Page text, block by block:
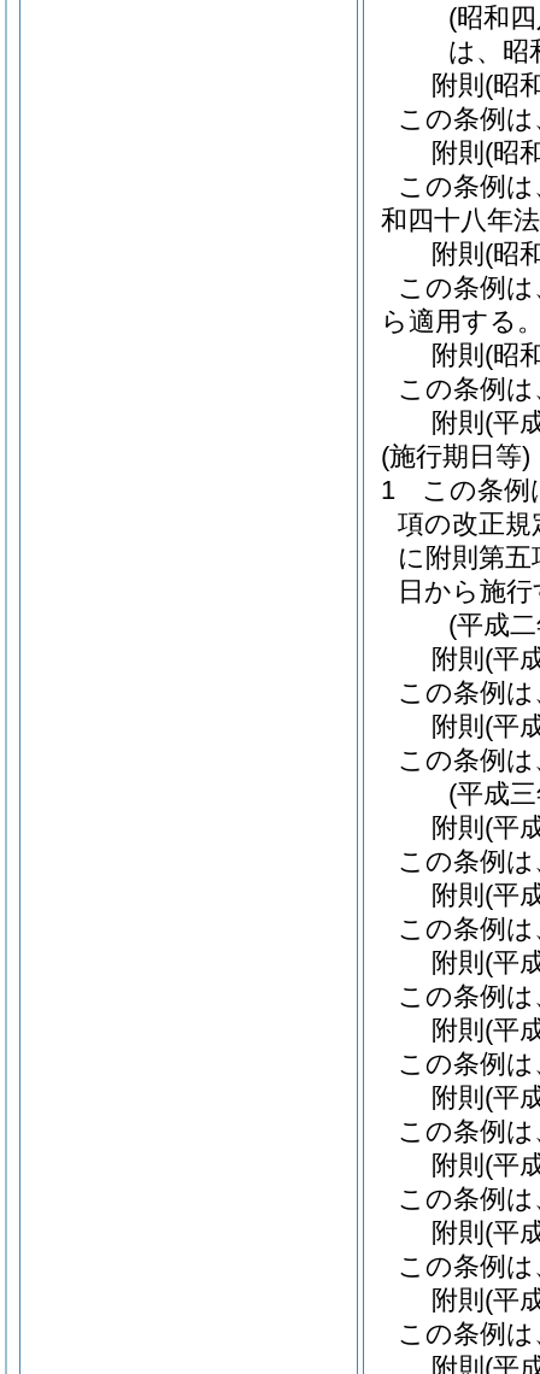
(昭和
は、昭
附則 (昭
この条例
附則 (昭
この条例
和四十八年
附則 (昭
この条例
ら適用する
附則 (昭
この条例
附則 (平
(施行期日等)
1
この条例
項の改正
に附則第
日から施
(平成
附則 (平
この条例
附則 (平
この条例
(平成
附則 (平
この条例
附則 (平
この条例
附則 (平
この条例
附則 (平
この条例
附則 (平
この条例
附則 (平
この条例
附則 (平
この条例
附則 (平
この条例
附則 (平